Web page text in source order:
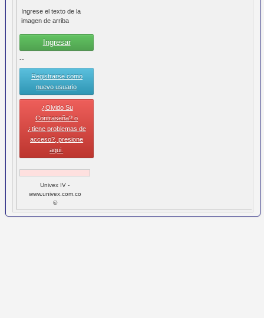
Ingrese el texto de la
imagen de arriba
Ingresar
--
Registrarse como
nuevo usuario
¿Olvido Su
Contraseña? o
¿tiene problemas de
acceso?, presione
aqui.
Univex IV -
www.univex.com.co
©